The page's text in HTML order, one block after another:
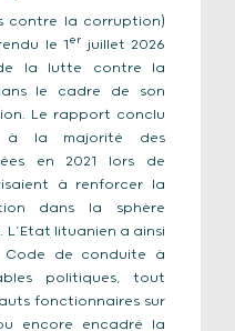
contre la corruption)
le 1er juillet 2026
la lutte contre la
le cadre de son
Le rapport conclu
à la majorité des
en 2021 lors de
à renforcer la
dans la sphère
lituanien a ainsi
Code de conduite à
politiques, tout
fonctionnaires sur
encore encadré la